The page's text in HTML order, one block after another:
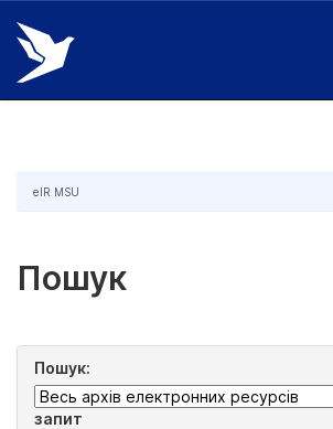
Skip
navigation
eIR MSU
Пошук
Пошук:
запит